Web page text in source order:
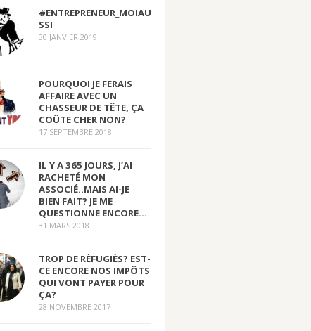
#ENTREPRENEUR_MOIAU
SSI
30 JANVIER 2019
POURQUOI JE FERAIS
AFFAIRE AVEC UN
CHASSEUR DE TÊTE, ÇA
COÛTE CHER NON?
17 SEPTEMBRE 2018
IL Y A 365 JOURS, J’AI
RACHETÉ MON
ASSOCIÉ..MAIS AI-JE
BIEN FAIT? JE ME
QUESTIONNE ENCORE…
31 MARS 2018
TROP DE RÉFUGIÉS? EST-
CE ENCORE NOS IMPÔTS
QUI VONT PAYER POUR
ÇA?
28 NOVEMBRE 2017